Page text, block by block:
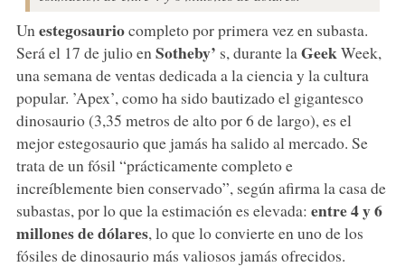
Un estegosauriocompleto por primera vez en subasta.
Será el 17 de julio en Sotheby’ s, durante la GeekWeek,
una semana de ventas dedicada a la ciencia y la cultura
popular. ’Apex’, como ha sido bautizado el gigantesco
dinosaurio (3,35 metros de alto por 6 de largo), es el
mejor estegosaurio que jamás ha salido al mercado. Se
trata de un fósil “prácticamente completo e
increíblemente bien conservado”, según afirma la casa de
subastas, por lo que la estimación es elevada: entre 4 y 6
millones de dólares, lo que lo convierte en uno de los
fósiles de dinosaurio más valiosos jamás ofrecidos.